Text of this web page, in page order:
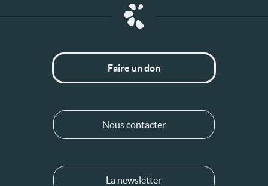
Faire un don
Nous contacter
La newsletter